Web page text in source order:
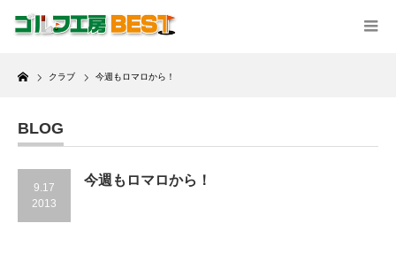
Home
クラブ 今週もロマロから！
BLOG
9.17
2013
今週もロマロから！